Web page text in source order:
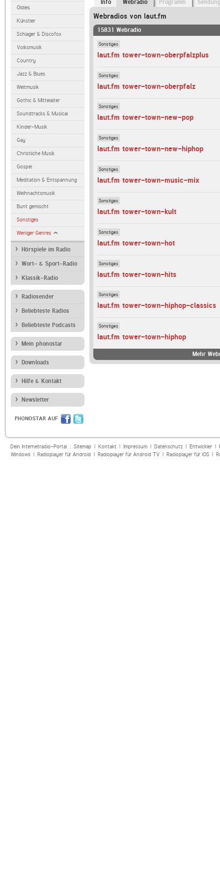
Oldies
Künstler
Schlager & Discofox
Volksmusik
Country
Jazz & Blues
Weltmusik
Gothic & Mittelalter
Soundtracks & Musical
Kinder-Musik
Gay
Christliche Musik
Gospel
Meditation & Entspannung
Weihnachtsmusik
Bunt gemischt
Sonstiges
Weniger Genres
Hörspiele im Radio
Wort- & Sport-Radio
Klassik-Radio
Radiosender
Beliebteste Radios
Beliebteste Podcasts
Mein phonostar
Downloads
Hilfe & Kontakt
Newsletter
PHONOSTAR AUF
Info Webradio Programm
Webradios von laut.fm
15831 Webradio
Sonstiges
laut.fm tower-town-oberpfalzplus
Sonstiges
laut.fm tower-town-oberpfalz
Sonstiges
laut.fm tower-town-new-pop
Sonstiges
laut.fm tower-town-new-hiphop
Sonstiges
laut.fm tower-town-music-mix
Sonstiges
laut.fm tower-town-kult
Sonstiges
laut.fm tower-town-hot
Sonstiges
laut.fm tower-town-hits
Sonstiges
laut.fm tower-town-hiphop-classics
Sonstiges
laut.fm tower-town-hiphop
Mehr
Dein Internetradio-Portal : Sitemap| Kontakt| Impressum| Datenschutz| Entwickler|
Windows| Radioplayer für Android| Radioplayer für Android TV| Radioplayer für iOS|